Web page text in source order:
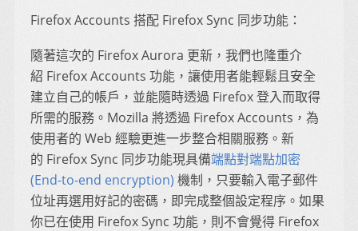
Firefox Accounts 搭配 Firefox Sync 同步功能：
隨著這次的 Firefox Aurora 更新，我們也隆重介
紹 Firefox Accounts 功能，讓使用者能輕鬆且安全
建立自己的帳戶，並能隨時透過 Firefox 登入而取得
所需的服務。Mozilla 將透過 Firefox Accounts，為
使用者的 Web 經驗更進一步整合相關服務。新
的 Firefox Sync 同步功能現具備端點對端點加密
(End-to-end encryption) 機制，只要輸入電子郵件
位址再選用好記的密碼，即完成整個設定程序。如果
你已在使用 Firefox Sync 功能，則不會覺得 Firefox